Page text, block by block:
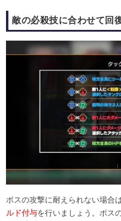
敵の必殺技に合わせて回
ボスの攻撃に耐えられない場合は
ルド付与を行いましょう。ボス